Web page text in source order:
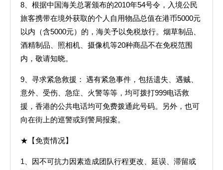
8、根据中国海关总署颁布的2010年54号令，入境公民
旅客携带在境外获取的个人自用物品总值在港币5000元
以内（含5000元）的，海关予以免税放行。烟草制品、
酒精制品、照相机、摄像机等20种商品不在免税范围
内，敬请知晓。
9、寻求紧急救援： 遇有紧急事件，包括遗失、遇贼、
意外、受伤、急症、火警等等，均可拨打999电话救
援，香港的公共电话均可免费拨通此号码。另外，也可
向在街上的巡警或到警局报案。
★【免责情况】
1、因不可抗力因素造成团队行程更改、延误、滞留或